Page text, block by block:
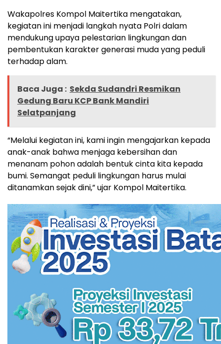
Wakapolres Kompol Maitertika mengatakan,
kegiatan ini menjadi langkah nyata Polri dalam
mendukung upaya pelestarian lingkungan dan
pembentukan karakter generasi muda yang peduli
terhadap alam.
Baca Juga : Sekda Sudandri Resmikan
Gedung Baru KCP Bank Mandiri
Selatpanjang
“Melalui kegiatan ini, kami ingin mengajarkan kepada
anak-anak bahwa menjaga kebersihan dan
menanam pohon adalah bentuk cinta kita kepada
bumi. Semangat peduli lingkungan harus mulai
ditanamkan sejak dini,” ujar Kompol Maitertika.